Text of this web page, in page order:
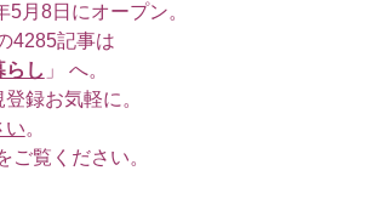
月8日にオープン。
4285記事は
らし 」 へ。
録お気軽に。
い。
ご覧ください。